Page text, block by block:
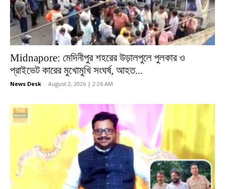
Midnapore: মেদিনীপুর শহরের উড়ালপুলে পুলকার ও
প্রাইভেট কারের মুখোমুখি সংঘর্ষ, আহত...
News Desk - August 2, 2026 | 2:26 AM